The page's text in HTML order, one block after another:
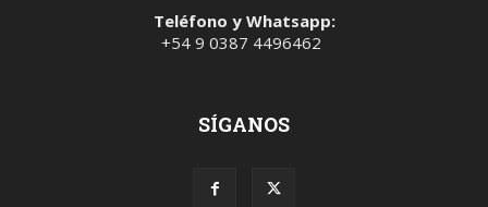
Teléfono y Whatsapp:
+54 9 0387 4496462
SÍGANOS